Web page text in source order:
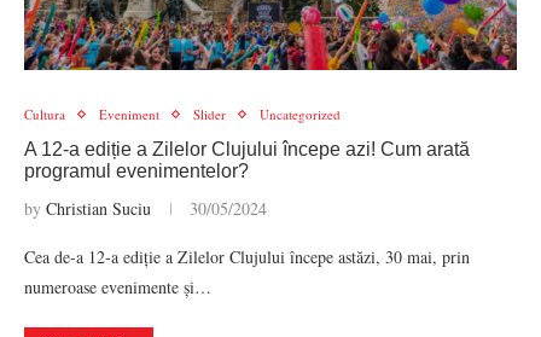
Cultura Eveniment Slider Uncategorized
A 12-a ediție a Zilelor Clujului începe azi! Cum arată
programul evenimentelor?
by Christian Suciu 30/05/2024
Cea de-a 12-a ediție a Zilelor Clujului începe astăzi, 30 mai, prin
numeroase evenimente și…